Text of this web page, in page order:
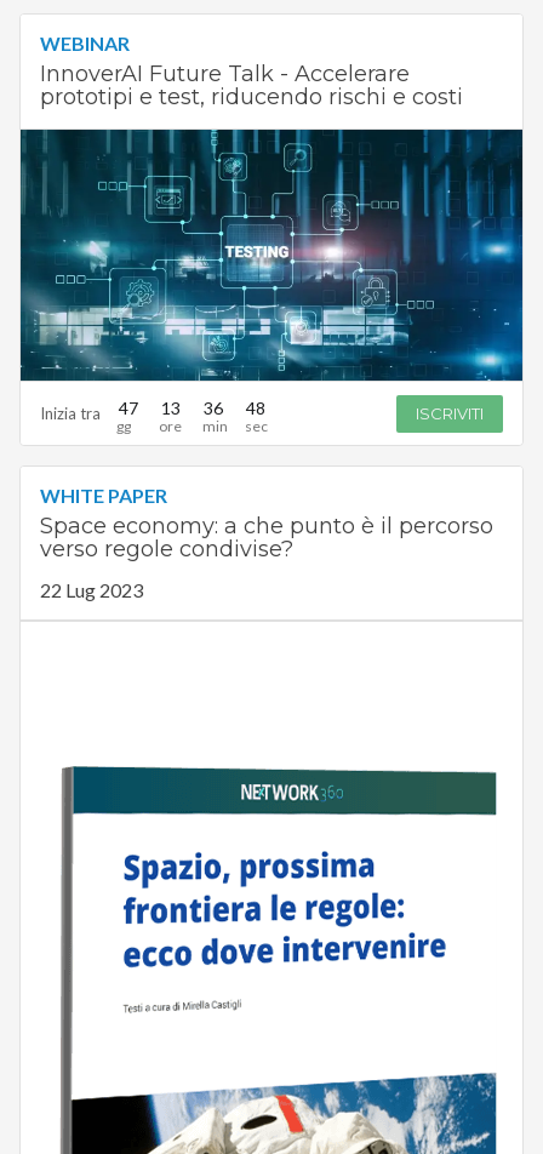
WEBINAR
InnoverAI Future Talk - Accelerare
prototipi e test, riducendo rischi e costi
Inizia tra 47 13 36 47 ISCRIVITI
WHITE PAPER
Space economy: a che punto è il percorso
verso regole condivise?
22 Lug 2023